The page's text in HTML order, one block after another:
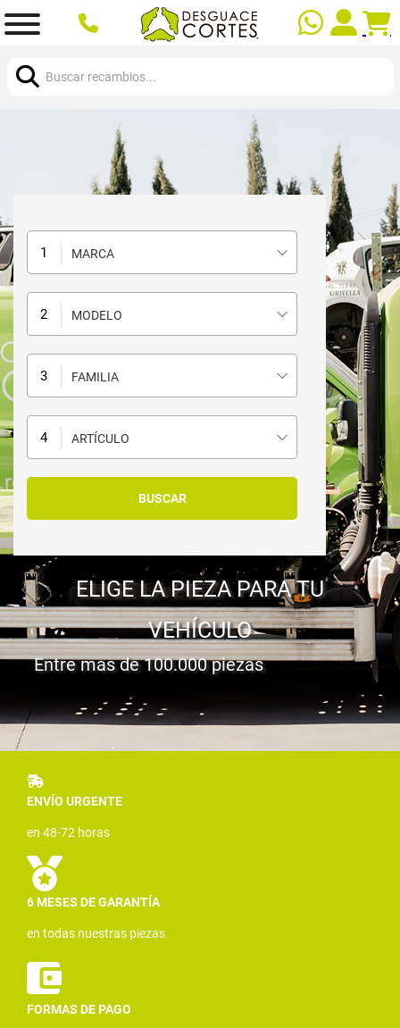
MARCA
MODELO
FAMILIA
ARTÍCULO
ELIGE LA PIEZA PARA TU
VEHÍCULO
Entre mas de 100.000 piezas
ENVÍO URGENTE
en 48-72 horas
6 MESES DE GARANTÍA
en todas nuestras piezas
FORMAS DE PAGO